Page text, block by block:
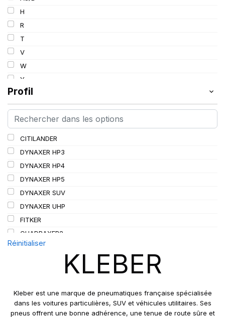
109/106
110/108
112A8/109B
114/111
115/113
116/113
116/114
127/127
144/141
H
R
T
V
W
Y
Profil
CITILANDER
DYNAXER HP3
DYNAXER HP4
DYNAXER HP5
DYNAXER SUV
DYNAXER UHP
FITKER
QUADRAXER2
SUP 8L
XL DYNAXER UHP
Réinitialiser
KLEBER
Kleber est une marque de pneumatiques française spécialisée
dans les voitures particulières, SUV et véhicules utilitaires. Ses
pneus offrent une bonne adhérence, une tenue de route sûre et